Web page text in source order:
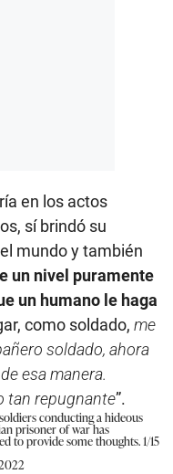
en los actos
sí brindó su
mundo y también
un nivel puramente
un humano le haga
como soldado, me
soldado, ahora
esa manera.
tan repugnante”.
conducting a hideous
prisoner of war has
to provide some thoughts. 1/15